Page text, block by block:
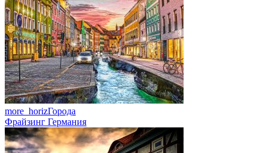
more_horizГорода
Фрайзинг Германия